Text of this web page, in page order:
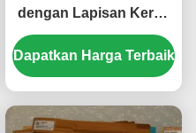
dengan Lapisan Keras
Antiglare dan Panel
EPD Versi Asli
Dapatkan Harga Terbaik